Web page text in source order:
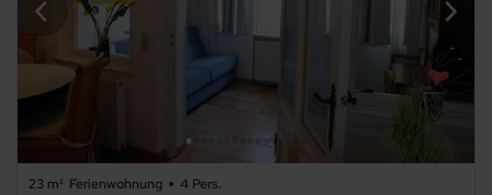
23 m² Ferienwohnung 4 Pers.